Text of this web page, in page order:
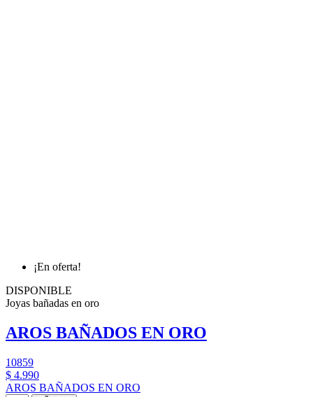
¡En oferta!
DISPONIBLE
Joyas bañadas en oro
AROS BAÑADOS EN ORO
10859
$ 4.990
AROS BAÑADOS EN ORO